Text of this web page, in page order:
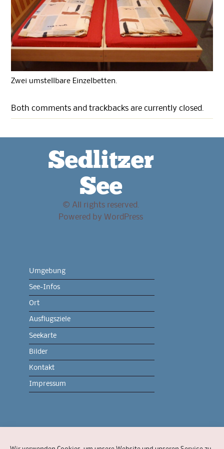
Zwei umstellbare Einzelbetten.
Both comments and trackbacks are currently closed.
Sedlitzer
See
© All rights reserved.
Powered by WordPress
Umgebung
See-Infos
Ort
Ausflugsziele
Seekarte
Bilder
Kontakt
Impressum